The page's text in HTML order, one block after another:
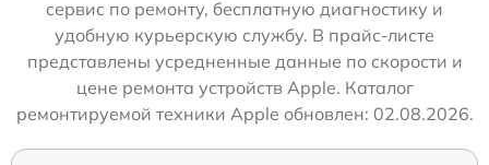
сервис по ремонту, бесплатную диагностику и
удобную курьерскую службу. В прайс-листе
представлены усредненные данные по скорости и
цене ремонта устройств Apple. Каталог
ремонтируемой техники Apple обновлен: 02.08.2026.